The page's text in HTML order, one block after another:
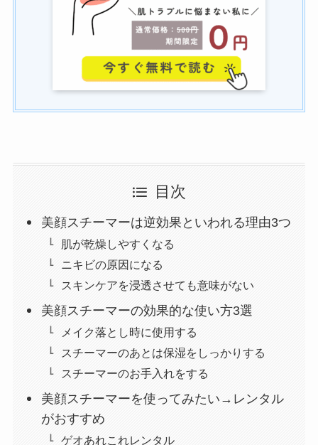
目次
美顔スチーマーは逆効果といわれる理由3つ
肌が乾燥しやすくなる
ニキビの原因になる
スキンケアを浸透させても意味がない
美顔スチーマーの効果的な使い方3選
メイク落とし時に使用する
スチーマーのあとは保湿をしっかりする
スチーマーのお手入れをする
美顔スチーマーを使ってみたい→レンタル
がおすすめ
ゲオあれこれレンタル